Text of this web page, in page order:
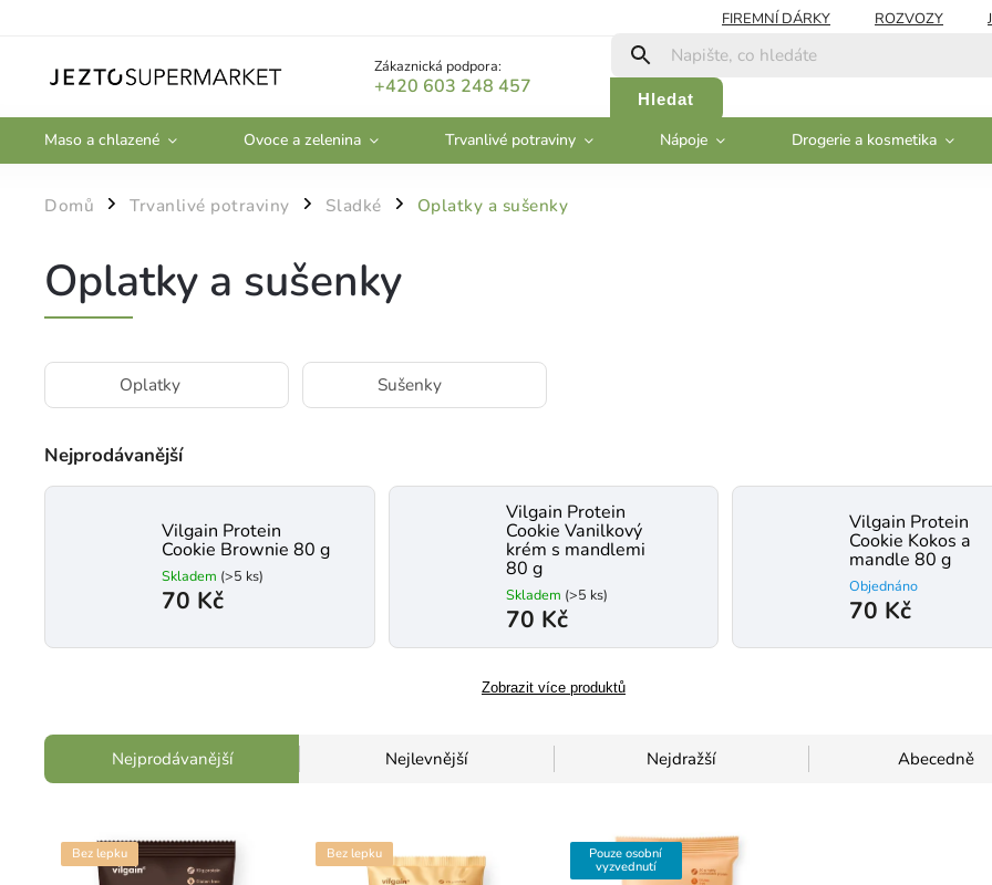
FIREMNÍ DÁRKY ROZVOZY
Zákaznická podpora:
+420 603 248 457
Hledat
Maso a chlazené Ovoce a zelenina Trvanlivé potraviny Nápoje Drogerie a kosmetika
Domů / Trvanlivé potraviny / Sladké / Oplatky a sušenky
Oplatky a sušenky
Oplatky Sušenky
Nejprodávanější
Vilgain Protein
Cookie Brownie 80 g
Skladem (>5 ks)
70 Kč
Vilgain Protein
Cookie Vanilkový
krém s mandlemi
80 g
Skladem (>5 ks)
70 Kč
Vilgain Protein
Cookie Kokos a
mandle 80 g
Objednáno
70 Kč
Zobrazit více produktů
Nejprodávanější Nejlevnější Nejdražší Abecedně
Bez lepku Bez lepku
Pouze osobní
vyzvednutí